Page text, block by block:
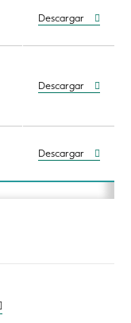
Descargar
Descargar
Descargar